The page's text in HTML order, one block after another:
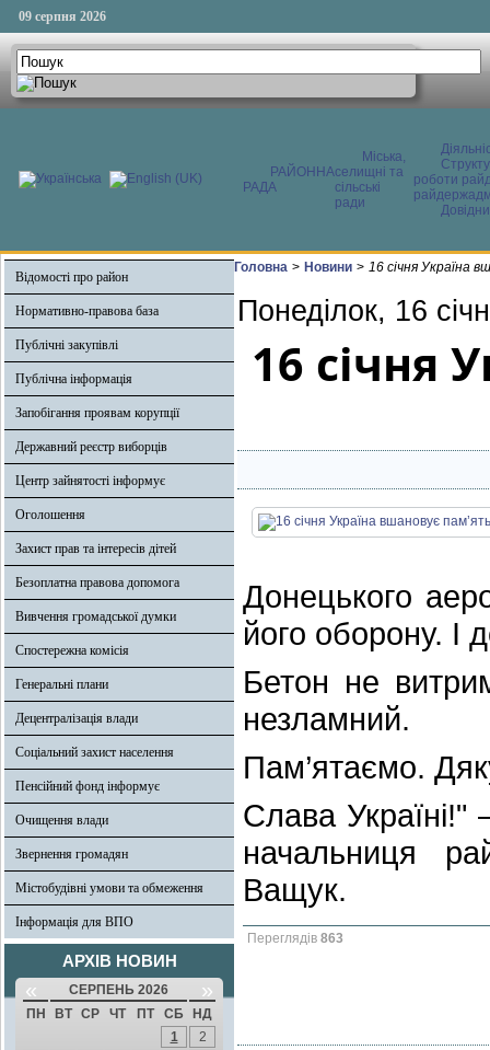
09 серпня 2026
РАЙОННА
РАДА
Міська,
селищні та
сільські
ради
роботи
Відомості про район
Нормативно-правова база
Публічні закупівлі
Публічна інформація
Запобігання проявам корупції
Державний реєстр виборців
Центр зайнятості інформує
Оголошення
Захист прав та інтересів дітей
Безоплатна правова допомога
Вивчення громадської думки
Спостережна комісія
Генеральні плани
Децентралізація влади
Соціальний захист населення
Пенсійний фонд інформує
Очищення влади
Звернення громадян
Містобудівні умови та обмеження
Інформація для ВПО
АРХІВ НОВИН
« СЕРПЕНЬ 2026 »
ПН ВТ СР ЧТ ПТ СБ
НД
1
2
Головна > Новини > 16 січня Україна
Понеділок, 16
16 січня
Донецького
його оборону. І
Бетон не
незламний.
Пам’ятаємо.
Слава Україні!"
начальниця
Ващук.
Переглядів 863